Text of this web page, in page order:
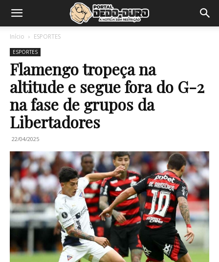
Início ESPORTES
ESPORTES
Flamengo tropeça na
altitude e segue fora do G-2
na fase de grupos da
Libertadores
22/04/2025